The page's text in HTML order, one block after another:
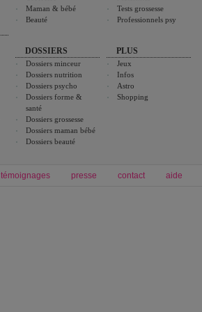
Maman & bébé
Beauté
DOSSIERS
Dossiers minceur
Dossiers nutrition
Dossiers psycho
Dossiers forme &
santé
Dossiers grossesse
Dossiers maman bébé
Dossiers beauté
Tests grossesse
Professionnels psy
PLUS
Jeux
Infos
Astro
Shopping
témoignages presse contact aide